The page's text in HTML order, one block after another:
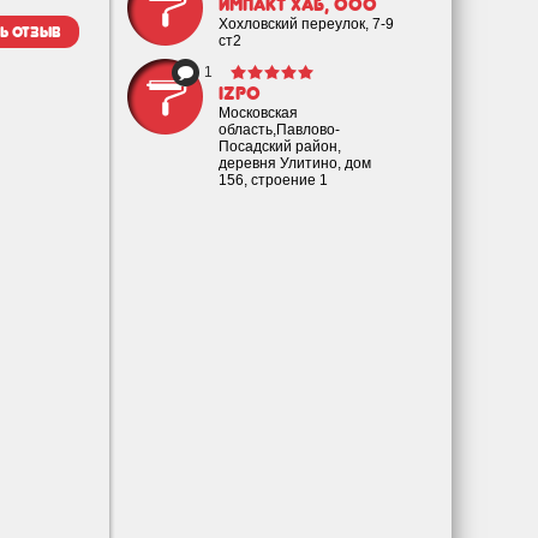
ИМПАКТ ХАБ, ООО
Хохловский переулок, 7-9
ст2
1
IZPO
Московская
область,Павлово-
Посадский район,
деревня Улитино, дом
156, строение 1
отзыв